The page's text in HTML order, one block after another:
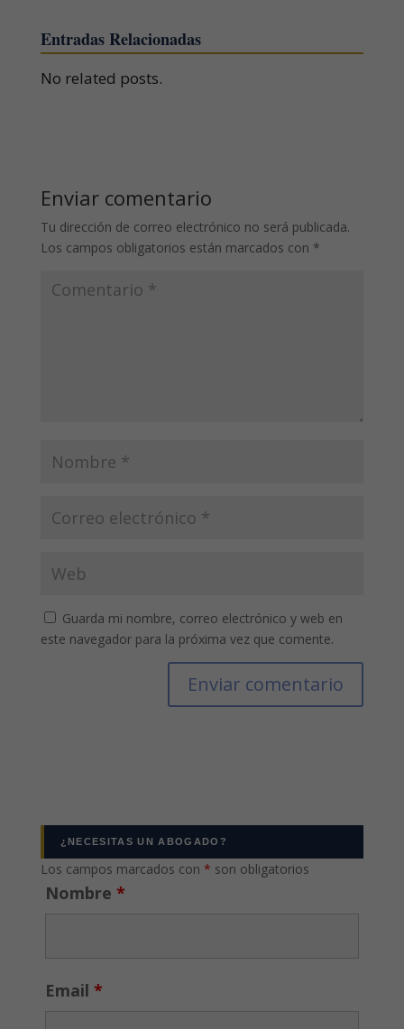
Entradas Relacionadas
No related posts.
Enviar comentario
Tu dirección de correo electrónico no será publicada.
Los campos obligatorios están marcados con *
Guarda mi nombre, correo electrónico y web en
este navegador para la próxima vez que comente.
¿NECESITAS UN ABOGADO?
Los campos marcados con * son obligatorios
Nombre *
Email *